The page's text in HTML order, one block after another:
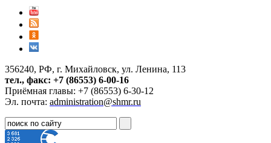
356240, РФ, г. Михайловск, ул. Ленина, 113
тел., факс: +7 (86553) 6-00-16
Приёмная главы: +7 (86553) 6-30-12
Эл. почта: administration@shmr.ru